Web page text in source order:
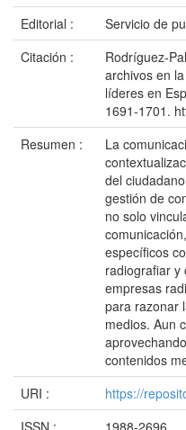
Editorial :
Servicio de
Citación :
Rodríguez-
archivos en
líderes en
1691-1701.
Resumen :
La
del
gestión de
no solo
específicos
radiografiar y
empresas
para razonar
medios. Aun
contenidos
URI :
https://
ISSN :
1988-2696